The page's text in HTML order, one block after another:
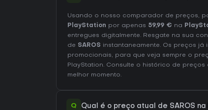
Usando o nosso comparador de preços,
PlayStation por apenas 59,99 € na
entregues digitalmente. Resgate na sua
de SAROS instantaneamente. Os preços já
promocionais, para que veja sempre o
PlayStation. Consulte o histórico de preços
melhor momento.
Q Qual é o preço atual de SAROS